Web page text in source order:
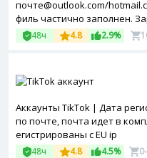
почте@outlook.com/
филь частично заполнен.
48ч 4.8 2.9%
Аккаунты TikTok | Дата
по почте, почта идет в
егистрированы с EU ip
48ч 4.8 4.5%